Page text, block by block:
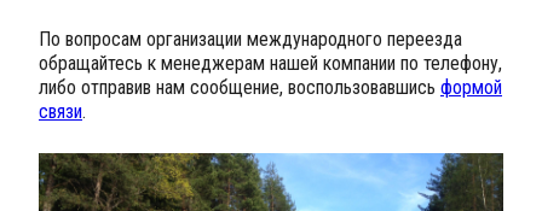
По вопросам организации международного переезда
обращайтесь к менеджерам нашей компании по телефону,
либо отправив нам сообщение, воспользовавшись формой
связи.